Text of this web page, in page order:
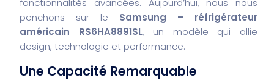
fonctionnalités avancées. Aujourd’hui, nous nous
penchons sur le Samsung – réfrigérateur
américain RS6HA8891SL, un modèle qui allie
design, technologie et performance.
Une Capacité Remarquable